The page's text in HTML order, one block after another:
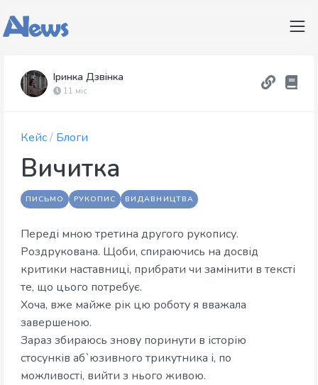
Іринка Дзвінка
11 міс
Кейс/ Блоги
Вичитка
ПИСЬМО РУКОПИС ВИДАВНИЦТВА
Переді мною третина другого рукопису.
Роздрукована. Щоби, спираючись на досвід
критики наставниці, прибрати чи замінити в тексті
те, що цього потребує.
Хоча, вже майже рік цю роботу я вважала
завершеною.
Зараз збираюсь знову поринути в історію
стосунків аб`юзивного трикутника і, по
можливості, вийти з нього живою.